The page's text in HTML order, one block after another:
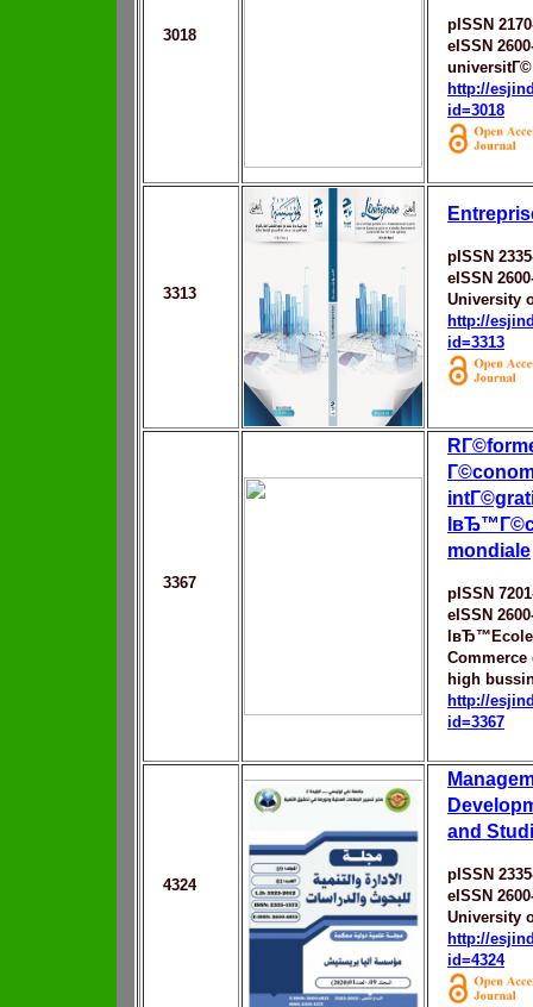
3018
pISSN
eISSN
universitГ©
http://
id=3018
3313
pISSN
eISSN
University
http://
id=3313
3367
mondiale
pISSN
eISSN
high
http://
id=3367
4324
and
pISSN
eISSN
University
http://
id=4324